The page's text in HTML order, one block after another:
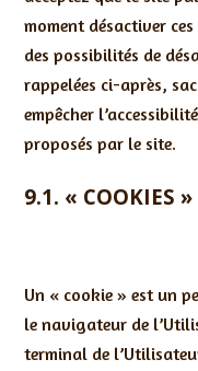
moment désactiver
des possibilités de
rappelées ci-après,
empêcher
proposés par le site.
9.1. « COOKIES »
Un « cookie » est un
le navigateur de
terminal de